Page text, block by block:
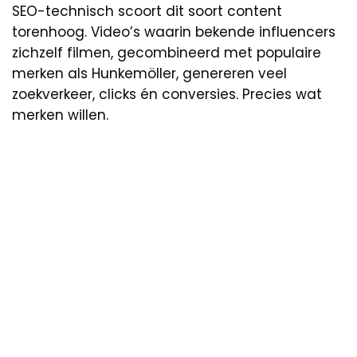
SEO-technisch scoort dit soort content
torenhoog. Video’s waarin bekende influencers
zichzelf filmen, gecombineerd met populaire
merken als Hunkemöller, genereren veel
zoekverkeer, clicks én conversies. Precies wat
merken willen.